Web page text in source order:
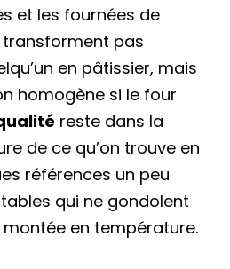
et les fournées de
transforment pas
en pâtissier, mais
homogène si le four
reste dans la
de ce qu’on trouve en
références un peu
qui ne gondolent
en température.